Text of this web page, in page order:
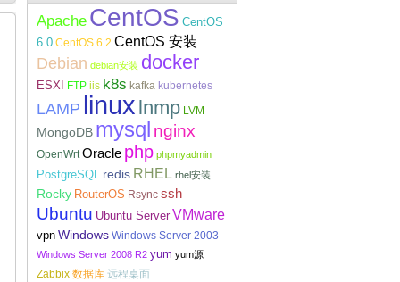
Linux下安装配置WireGuard
Apache CentOS CentOS
6.0 CentOS 6.2 CentOS 安装
Debian debian安装 docker
ESXI FTP iis k8s kafka kubernetes
LAMP linux lnmp LVM
MongoDB mysql nginx
OpenWrt Oracle php phpmyadmin
PostgreSQL redis RHEL rhel安装
Rocky RouterOS Rsync ssh
Ubuntu Ubuntu Server VMware
vpn Windows Windows Server 2003
Windows Server 2008 R2 yum yum源
Zabbix 数据库 远程桌面